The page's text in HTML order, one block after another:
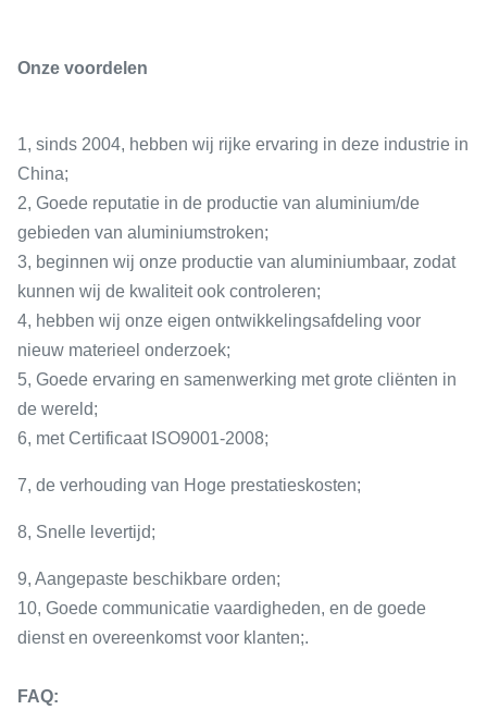
Onze voordelen
1, sinds 2004, hebben wij rijke ervaring in deze industrie in
China;
2, Goede reputatie in de productie van aluminium/de
gebieden van aluminiumstroken;
3, beginnen wij onze productie van aluminiumbaar, zodat
kunnen wij de kwaliteit ook controleren;
4, hebben wij onze eigen ontwikkelingsafdeling voor
nieuw materieel onderzoek;
5, Goede ervaring en samenwerking met grote cliënten in
de wereld;
6, met Certificaat ISO9001-2008;
7, de verhouding van Hoge prestatieskosten;
8, Snelle levertijd;
9, Aangepaste beschikbare orden;
10, Goede communicatie vaardigheden, en de goede
dienst en overeenkomst voor klanten;.
FAQ: